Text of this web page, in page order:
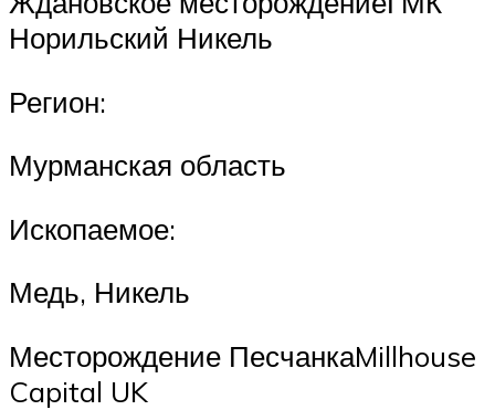
Норильский Никель
Регион:
Мурманская область
Ископаемое:
Медь, Никель
Месторождение ПесчанкаMillhouse
Capital UK